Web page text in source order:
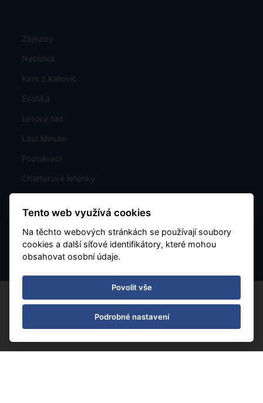
Zájezdy
Nabídka
Kam z Katovic
Exotika
Letový řád
Last Minute
Poznávací
Charterové letenky
Kontakt
Nastavení Cookies
Tento web využívá cookies
Na těchto webových stránkách se používají soubory
cookies a další síťové identifikátory, které mohou
obsahovat osobní údaje.
Povolit vše
Podrobné nastavení